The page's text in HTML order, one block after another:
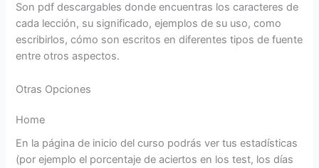
Son pdf descargables donde encuentras los caracteres de
cada lección, su significado, ejemplos de su uso, como
escribirlos, cómo son escritos en diferentes tipos de fuente
entre otros aspectos.
Otras Opciones
Home
En la página de inicio del curso podrás ver tus estadísticas
(por ejemplo el porcentaje de aciertos en los test, los días